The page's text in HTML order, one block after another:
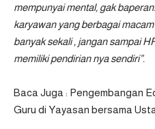
mempunyai mental, gak
karyawan yang berbagai
banyak sekali , jangan sampai
memiliki pendirian nya sendiri”.
Baca Juga : Pengembangan
Guru di Yayasan bersama